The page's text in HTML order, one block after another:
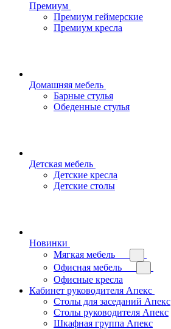
Премиум
Премиум геймерские
Премиум кресла
Домашняя мебель
Барные стулья
Обеденные стулья
Детская мебель
Детские кресла
Детские столы
Новинки
Мягкая мебель
Офисная мебель
Офисные кресла
Кабинет руководителя Апекс
Столы для заседаний Апекс
Столы руководителя Апекс
Шкафная группа Апекс